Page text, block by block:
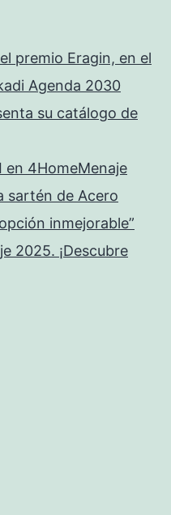
premio Eragin, en el
Agenda 2030
su catálogo de
en 4HomeMenaje
sartén de Acero
inmejorable”
2025. ¡Descubre